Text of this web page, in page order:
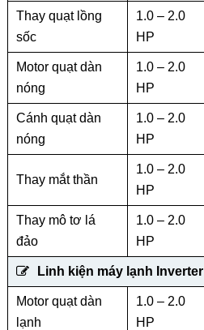
Thay quạt lồng
sốc
1.0 – 2.0
HP
Motor quạt dàn
nóng
1.0 – 2.0
HP
Cánh quạt dàn
nóng
1.0 – 2.0
HP
Thay mắt thần
1.0 – 2.0
HP
Thay mô tơ lá
đảo
1.0 – 2.0
HP
Linh kiện máy lạnh Inverter
Motor quạt dàn
lạnh
1.0 – 2.0
HP